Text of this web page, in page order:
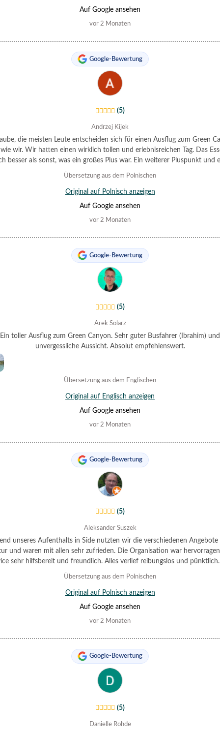
schnell und freundlich. Absolut empfehlenswert!
Auf Google ansehen
vor 2 Monaten
Google-Bewertung
(5)
Andrzej Kijek
die meisten Leute entscheiden sich für einen Ausflug zum Green
wir. Wir hatten einen wirklich tollen und erlebnisreichen Tag. Das
besser als sonst, was ein großes Plus war. Ein weiterer Pluspunkt und
positive Überraschung war die Pünktlichkeit der Abholung vom Hotel.
Übersetzung aus dem Polnischen
Original auf Polnisch anzeigen
Auf Google ansehen
vor 2 Monaten
Google-Bewertung
(5)
Arek Solarz
Ein toller Ausflug zum Green Canyon. Sehr guter Busfahrer (Ibrahim) und
unvergessliche Aussicht. Absolut empfehlenswert.
Übersetzung aus dem Englischen
Original auf Englisch anzeigen
Auf Google ansehen
vor 2 Monaten
Google-Bewertung
(5)
Aleksander Suszek
unseres Aufenthalts in Side nutzten wir die verschiedenen Angebote
und waren mit allen sehr zufrieden. Die Organisation war
sehr hilfsbereit und freundlich. Alles verlief reibungslos und
können die Agentur uneingeschränkt empfehlen.
Übersetzung aus dem Polnischen
Original auf Polnisch anzeigen
Auf Google ansehen
vor 2 Monaten
Google-Bewertung
(5)
Danielle Rohde